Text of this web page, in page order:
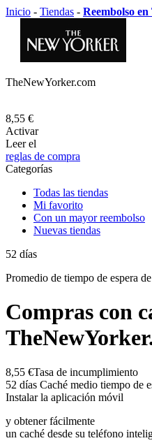
Inicio - Tiendas - Reembolso
TheNewYorker.com
8,55 €
Activar
Leer el
reglas de compra
Categorías
Todas las tiendas
Mi favorito
Con un mayor reembolso
Nuevas tiendas
52 días
Promedio de tiempo de espera
Compras con
8,55 €Tasa de incumplimiento
52 días Caché medio tiempo de
Instalar la aplicación móvil
y obtener fácilmente
un caché desde su teléfono